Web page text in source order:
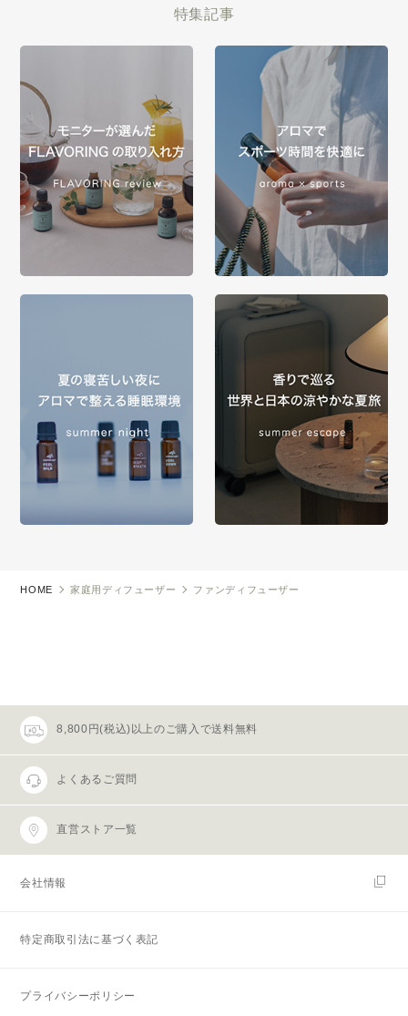
特集記事
HOME 家庭用ディフューザー ファンディフューザー
8,800円(税込)以上のご購入で送料無料
よくあるご質問
直営ストア一覧
会社情報
特定商取引法に基づく表記
プライバシーポリシー